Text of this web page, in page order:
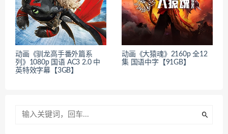
动画《驯龙高手番外篇系
列》1080p 国语 AC3 2.0 中
英特效字幕【3GB】
动画《大猿魂》2160p 全12
集 国语中字【91GB】